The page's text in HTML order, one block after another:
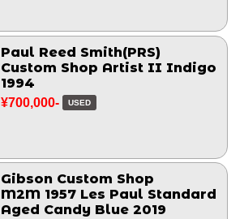
Paul Reed Smith(PRS)
Custom Shop Artist II Indigo
1994
¥700,000- USED
Gibson Custom Shop
M2M 1957 Les Paul Standard
Aged Candy Blue 2019